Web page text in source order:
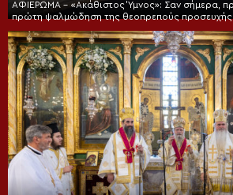
ΑΦΙΕΡΩΜΑ – «Ακάθιστος Ύμνος»: Σαν σήμερα,
πρώτη ψαλμώδηση της θεοπρεπούς προσευχής